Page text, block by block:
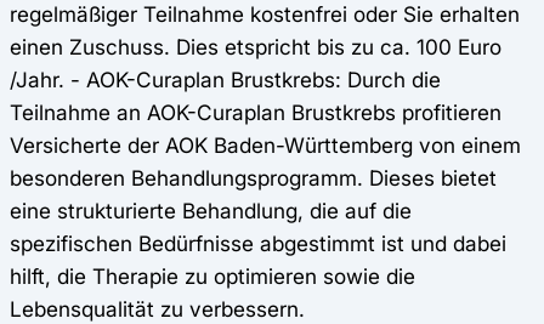
regelmäßiger Teilnahme kostenfrei oder Sie erhalten
einen Zuschuss. Dies etspricht bis zu ca. 100 Euro
/Jahr. - AOK-Curaplan Brustkrebs: Durch die
Teilnahme an AOK-Curaplan Brustkrebs profitieren
Versicherte der AOK Baden-Württemberg von einem
besonderen Behandlungsprogramm. Dieses bietet
eine strukturierte Behandlung, die auf die
spezifischen Bedürfnisse abgestimmt ist und dabei
hilft, die Therapie zu optimieren sowie die
Lebensqualität zu verbessern.